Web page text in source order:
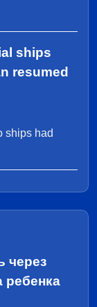
ships
resumed
ships had
через
ребенка